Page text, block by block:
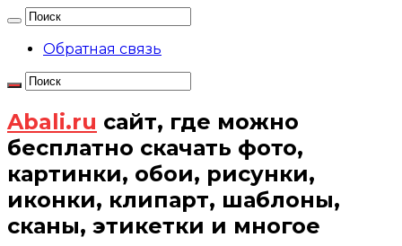
Обратная связь
Abali.ru сайт, где можно
бесплатно скачать фото,
картинки, обои, рисунки,
иконки, клипарт, шаблоны,
сканы, этикетки и многое